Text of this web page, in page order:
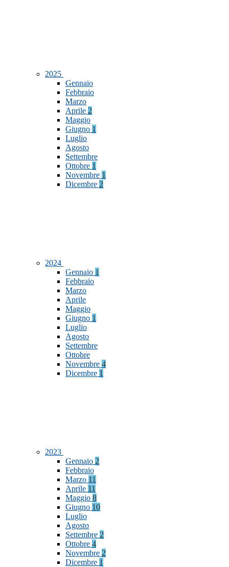
2025
Gennaio
Febbraio
Marzo
Aprile 2
Maggio
Giugno 1
Luglio
Agosto
Settembre
Ottobre 1
Novembre 1
Dicembre 2
2024
Gennaio 1
Febbraio
Marzo
Aprile
Maggio
Giugno 1
Luglio
Agosto
Settembre
Ottobre
Novembre 4
Dicembre 1
2023
Gennaio 2
Febbraio
Marzo 11
Aprile 11
Maggio 8
Giugno 10
Luglio
Agosto
Settembre 2
Ottobre 4
Novembre 2
Dicembre 1